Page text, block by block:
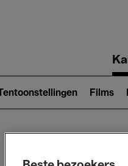
navigation
Tentoonstellingen Films